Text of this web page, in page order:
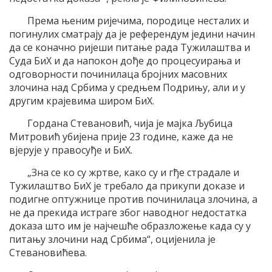
Према њеним ријечима, породице несталих и
погинулих сматрају да је референдум једини начин
да се коначно ријеши питање рада Тужилаштва и
Суда БиХ и да напокон дође до процесуирања и
одговорности починилаца бројних масовних
злочина над Србима у средњем Подрињу, али и у
другим крајевима широм БиХ.
Гордана Стевановић, чија је мајка Љубица
Митровић убијена прије 23 године, каже да не
вјерује у правосуђе и БиХ.
„Зна се ко су жртве, како су и гђе страдале и
Тужилаштво БиХ је требало да прикупи доказе и
подигне оптужнице против починилаца злочина, а
не да прекида истраге због наводног недостатка
доказа што им је најчешће образложење када су у
питању злочини над Србима“, оцијенила је
Стевановићева.